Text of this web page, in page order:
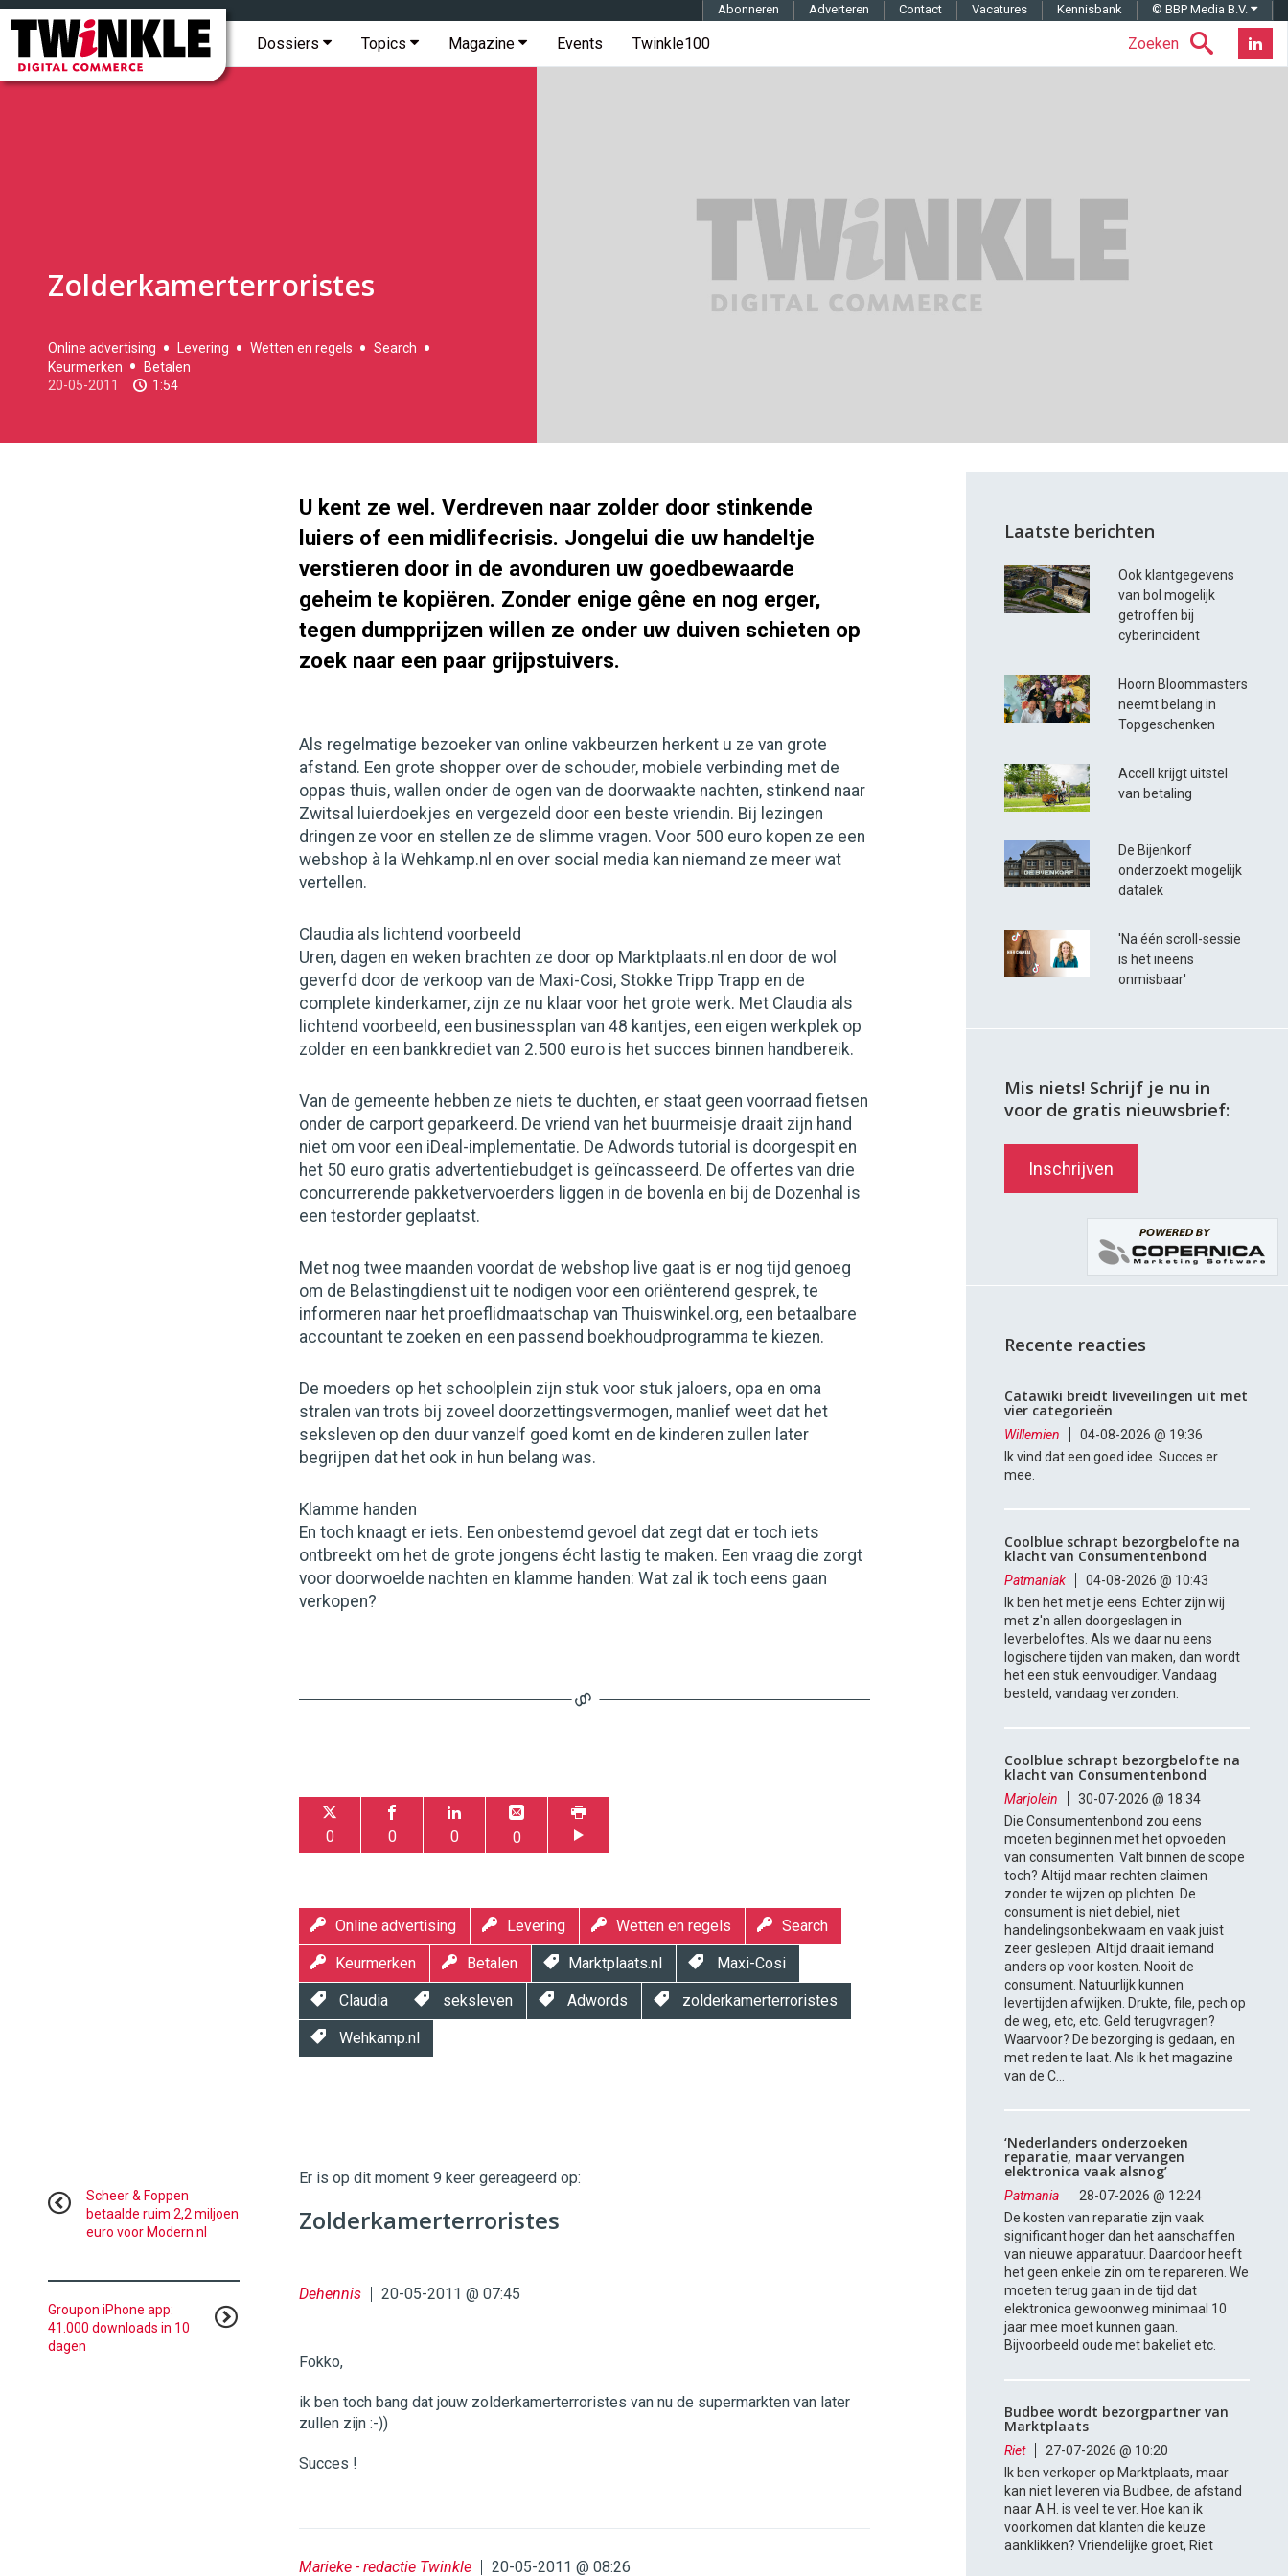
Twinkle
Digital
Commerce
Hoofdmenu Zoeken
Dossiers Topics Magazine Events Twinkle100
Topmenu Abonneren Adverteren Contact Vacatures Kennisbank © BBP Media B.V.
Zolderkamerterroristes
2011-
05-
20T00:03:00
26
Online advertising Levering Wetten en regels
Search
Keurmerken
Betalen
20-05-2011
1:54
U kent ze wel. Verdreven naar zolder door stinkende
luiers of een midlifecrisis. Jongelui die uw handeltje
verstieren door in de avonduren uw goedbewaarde
geheim te kopiëren. Zonder enige gêne en nog erger,
tegen dumpprijzen willen ze onder uw duiven schieten op
zoek naar een paar grijpstuivers.
Als regelmatige bezoeker van online vakbeurzen herkent u ze van grote
afstand. Een grote shopper over de schouder, mobiele verbinding met de
oppas thuis, wallen onder de ogen van de doorwaakte nachten, stinkend naar
Zwitsal luierdoekjes en vergezeld door een beste vriendin. Bij lezingen
dringen ze voor en stellen ze de slimme vragen. Voor 500 euro kopen ze een
webshop à la Wehkamp.nl en over social media kan niemand ze meer wat
vertellen.
Claudia als lichtend voorbeeld
Uren, dagen en weken brachten ze door op Marktplaats.nl en door de wol
geverfd door de verkoop van de Maxi-Cosi, Stokke Tripp Trapp en de
complete kinderkamer, zijn ze nu klaar voor het grote werk. Met Claudia als
lichtend voorbeeld, een businessplan van 48 kantjes, een eigen werkplek op
zolder en een bankkrediet van 2.500 euro is het succes binnen handbereik.
Van de gemeente hebben ze niets te duchten, er staat geen voorraad fietsen
onder de carport geparkeerd. De vriend van het buurmeisje draait zijn hand
niet om voor een iDeal-implementatie. De Adwords tutorial is doorgespit en
het 50 euro gratis advertentiebudget is geïncasseerd. De offertes van drie
concurrerende pakketvervoerders liggen in de bovenla en bij de Dozenhal is
een testorder geplaatst.
Met nog twee maanden voordat de webshop live gaat is er nog tijd genoeg
om de Belastingdienst uit te nodigen voor een oriënterend gesprek, te
informeren naar het proeflidmaatschap van Thuiswinkel.org, een betaalbare
accountant te zoeken en een passend boekhoudprogramma te kiezen.
De moeders op het schoolplein zijn stuk voor stuk jaloers, opa en oma
stralen van trots bij zoveel doorzettingsvermogen, manlief weet dat het
seksleven op den duur vanzelf goed komt en de kinderen zullen later
begrijpen dat het ook in hun belang was.
Klamme handen
En toch knaagt er iets. Een onbestemd gevoel dat zegt dat er toch iets
ontbreekt om het de grote jongens écht lastig te maken. Een vraag die zorgt
voor doorwoelde nachten en klamme handen: Wat zal ik toch eens gaan
verkopen?
0 0 0 0
Online advertising Levering Wetten en regels Search
Keurmerken Betalen Marktplaats.nl Maxi-Cosi
Claudia seksleven Adwords zolderkamerterroristes
Wehkamp.nl
Digital
96 54
Er is op dit moment 9 keer gereageerd op:
Zolderkamerterroristes
Dehennis 20-05-2011 @ 07:45
Fokko,
ik ben toch bang dat jouw zolderkamerterroristes van nu de supermarkten van later
zullen zijn :-))
Succes !
Marieke - redactie Twinkle 20-05-2011 @ 08:26
Scheer & Foppen
betaalde ruim 2,2 miljoen
euro voor Modern.nl
Groupon iPhone app:
41.000 downloads in 10
dagen
Laatste berichten
Ook klantgegevens
van bol mogelijk
getroffen bij
cyberincident
Hoorn Bloommasters
neemt belang in
Topgeschenken
Accell krijgt uitstel
van betaling
De Bijenkorf
onderzoekt mogelijk
datalek
'Na één scroll-sessie
is het ineens
onmisbaar'
Mis niets! Schrijf je nu in
voor de gratis nieuwsbrief:
Inschrijven
Recente reacties
Catawiki breidt liveveilingen uit met
vier categorieën
Willemien
04-08-2026 @ 19:36
Ik vind dat een goed idee. Succes er
mee.
Coolblue schrapt bezorgbelofte na
klacht van Consumentenbond
Patmaniak
04-08-2026 @ 10:43
Ik ben het met je eens. Echter zijn wij
met z'n allen doorgeslagen in
leverbeloftes. Als we daar nu eens
logischere tijden van maken, dan wordt
het een stuk eenvoudiger. Vandaag
besteld, vandaag verzonden.
Coolblue schrapt bezorgbelofte na
klacht van Consumentenbond
Marjolein
30-07-2026 @ 18:34
Die Consumentenbond zou eens
moeten beginnen met het opvoeden
van consumenten. Valt binnen de scope
toch? Altijd maar rechten claimen
zonder te wijzen op plichten. De
consument is niet debiel, niet
handelingsonbekwaam en vaak juist
zeer geslepen. Altijd draait iemand
anders op voor kosten. Nooit de
consument. Natuurlijk kunnen
levertijden afwijken. Drukte, file, pech op
de weg, etc, etc. Geld terugvragen?
Waarvoor? De bezorging is gedaan, en
met reden te laat. Als ik het magazine
van de C...
‘Nederlanders onderzoeken
reparatie, maar vervangen
elektronica vaak alsnog’
Patmania
28-07-2026 @ 12:24
De kosten van reparatie zijn vaak
significant hoger dan het aanschaffen
van nieuwe apparatuur. Daardoor heeft
het geen enkele zin om te repareren. We
moeten terug gaan in de tijd dat
elektronica gewoonweg minimaal 10
jaar mee moet kunnen gaan.
Bijvoorbeeld oude met bakeliet etc.
Budbee wordt bezorgpartner van
Marktplaats
Riet
27-07-2026 @ 10:20
Ik ben verkoper op Marktplaats, maar
kan niet leveren via Budbee, de afstand
naar A.H. is veel te ver. Hoe kan ik
voorkomen dat klanten die keuze
aanklikken? Vriendelijke groet, Riet